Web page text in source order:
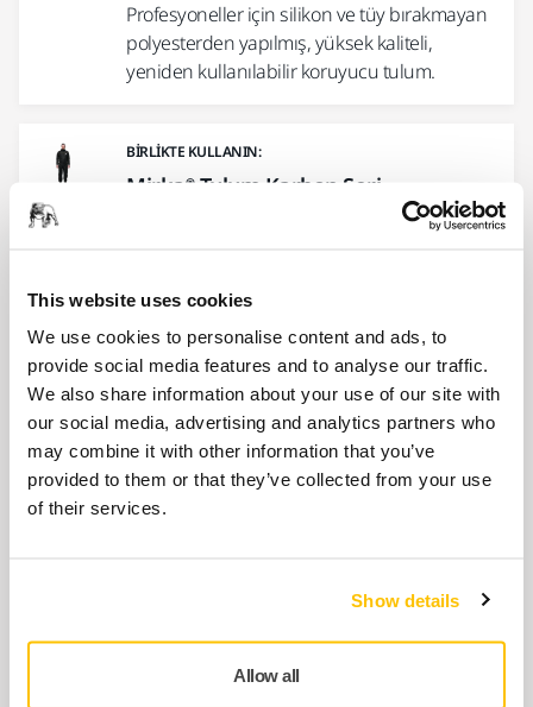
This website uses cookies
We use cookies to personalise content and ads, to
provide social media features and to analyse our traffic.
We also share information about your use of our site with
our social media, advertising and analytics partners who
may combine it with other information that you’ve
provided to them or that they’ve collected from your use
of their services.
Show details
Allow all
Profesyoneller için silikon ve tüy bırakmayan
polyesterden yapılmış, yüksek kaliteli,
yeniden kullanılabilir koruyucu tulum.
BIRLIKTE KULLANIN:
Mirka® Tulum Karbon Seri
Üstün kaliteli, iyi havalandırılmış, silikon ve
BIRLIKTE KULLANIN:
Mirka Güvenlik Gözlükleri- Zekler 30,
12/Paket
Optimum uyum için tasarlanmış hafif
güvenlik gözlükleri. EN 166, sınıf 1FTN ile
uyumludur.